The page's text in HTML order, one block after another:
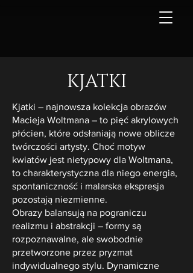
KJATKI
Kjatki – najnowsza kolekcja obrazów
Macieja Woltmana – to pięć akrylowych
płócien, które odsłaniają nowe oblicze
twórczości artysty. Choć motyw
kwiatów jest nietypowy dla Woltmana,
to charakterystyczna dla niego energia,
spontaniczność i malarska ekspresja
pozostają niezmienne.
Obrazy balansują na pograniczu
realizmu i abstrakcji – formy są
rozpoznawalne, ale swobodnie
przetworzone przez pryzmat
indywidualnego stylu. Dynamiczne